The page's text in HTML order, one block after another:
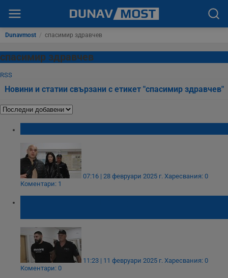
Dunavmost / спасимир здравчев
спасимир здравчев
RSS
Новини и статии свързани с етикет "спасимир здравчев"
07:16 | 28 февруари 2025 г. Харесвания: 0
Коментари: 1
11:23 | 11 февруари 2025 г. Харесвания: 0
Коментари: 0